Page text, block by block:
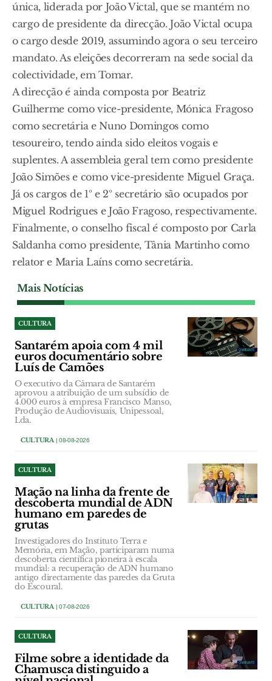
única, liderada por João Victal, que se mantém no
cargo de presidente da direcção. João Victal ocupa
o cargo desde 2019, assumindo agora o seu terceiro
mandato. As eleições decorreram na sede social da
colectividade, em Tomar.
A direcção é ainda composta por Beatriz
Guilherme como vice-presidente, Mónica Fragoso
como secretária e Nuno Domingos como
tesoureiro, tendo ainda sido eleitos vogais e
suplentes. A assembleia geral tem como presidente
João Simões e como vice-presidente Miguel Graça.
Já os cargos de 1º e 2º secretário são ocupados por
Miguel Rodrigues e João Fragoso, respectivamente.
Finalmente, o conselho fiscal é composto por Carla
Saldanha como presidente, Tânia Martinho como
relator e Maria Laíns como secretária.
Mais Notícias
CULTURA
Santarém apoia com 4 mil
euros documentário sobre
Luís de Camões
O executivo da Câmara de Santarém
aprovou a atribuição de um subsídio de
4.000 euros à empresa Francisco Manso,
Produção de Audiovisuais, Unipessoal,
Lda.
CULTURA| 08-08-2026
CULTURA
Mação na linha da frente de
descoberta mundial de ADN
humano em paredes de
grutas
Investigadores do Instituto Terra e
Memória, em Mação, participaram numa
descoberta científica pioneira à escala
mundial: a recuperação de ADN humano
antigo directamente das paredes da Gruta
do Escoural.
CULTURA| 07-08-2026
CULTURA
Filme sobre a identidade da
Chamusca distinguido a